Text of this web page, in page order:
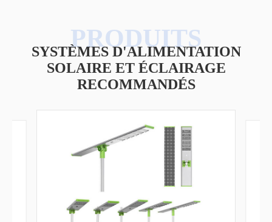
SYSTÈMES D'ALIMENTATION
SOLAIRE ET ÉCLAIRAGE
RECOMMANDÉS